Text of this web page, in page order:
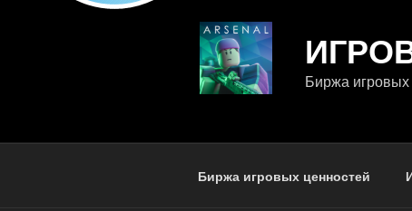
Биржа
Биржа игровых ценностей